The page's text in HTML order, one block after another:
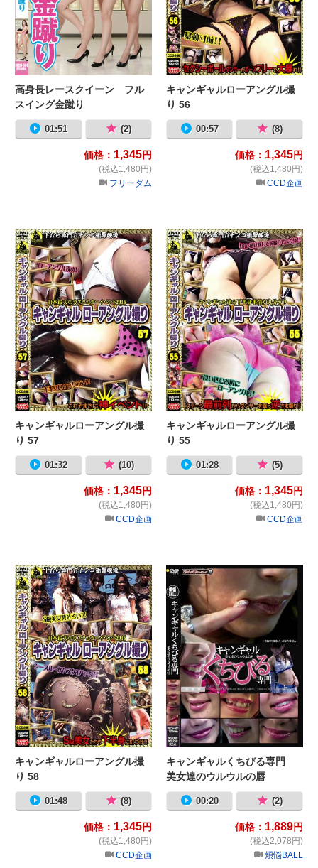
高身長レースクイーン フル
スイング金蹴り
01:51 (2)
価格： 1,345円
(税込1,480円)
フリーダム
キャンギャルローアングル撮
り 56
00:57 (8)
価格： 1,345円
(税込1,480円)
CCD企画
キャンギャルローアングル撮り 57
キャンギャルローアングル撮
り 57
01:32 (10)
価格： 1,345円
(税込1,480円)
CCD企画
キ
キャンギャルローアングル撮
り 55
01:28 (5)
価格： 1,345円
(税込1,480円)
CCD企画
キャンギャルローアングル撮り 58
キャンギャルローアングル撮
り 58
01:48 (8)
価格： 1,345円
(税込1,480円)
CCD企画
キ
キャンギャルくちびる専門
美女達のウルウルの唇
00:20 (2)
価格： 1,889円
(税込2,078円)
煩悩BALL